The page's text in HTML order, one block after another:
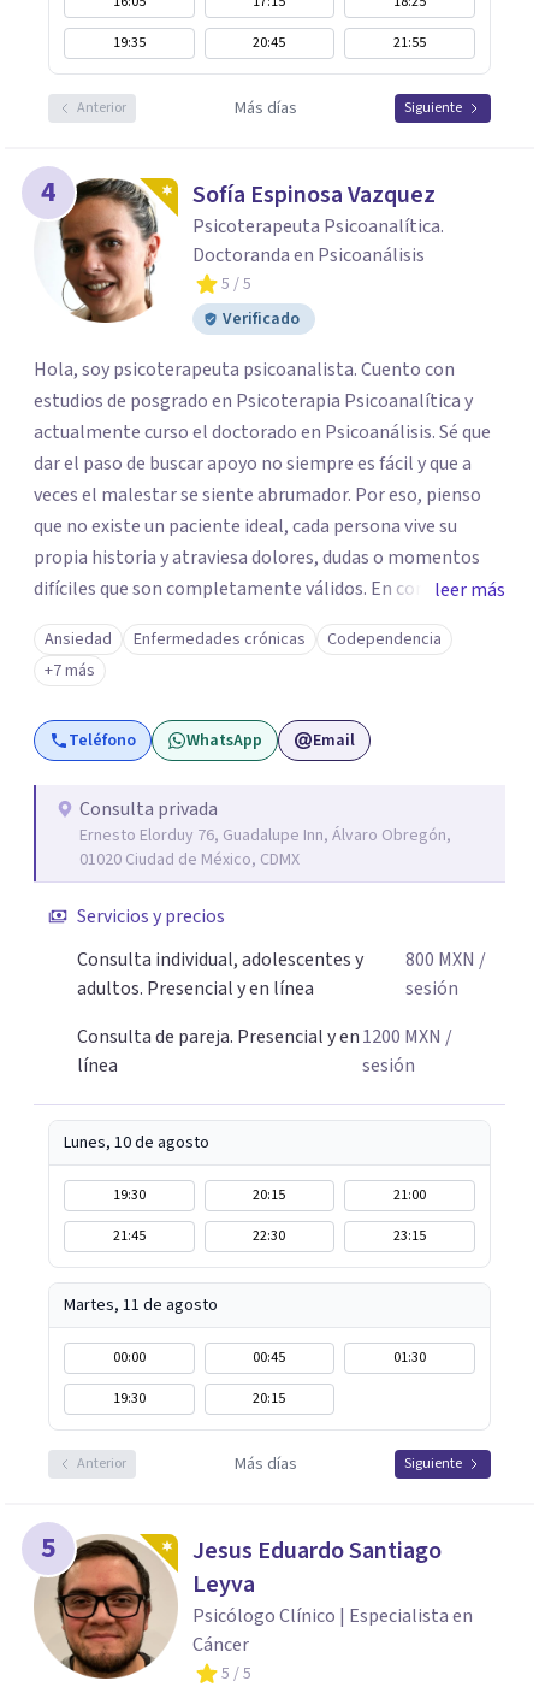
19:35
20:45 21:55
Anterior Más días Siguiente
4 Sofía Espinosa Vazquez
Psicoterapeuta Psicoanalítica.
Doctoranda en Psicoanálisis
5 / 5
Verificado
Hola, soy psicoterapeuta psicoanalista. Cuento con
estudios de posgrado en Psicoterapia Psicoanalítica y
actualmente curso el doctorado en Psicoanálisis. Sé que
dar el paso de buscar apoyo no siempre es fácil y que a
veces el malestar se siente abrumador. Por eso, pienso
que no existe un paciente ideal, cada persona vive su
propia historia y atraviesa dolores, dudas o momentos
difíciles que son completamente válidos. En consulta, mi
intención es ofrecerte un espacio humano y seguro, en el
que sientas la confianza para expresarte y sentir. Nos
daremos el tiempo de ir recorriendo tu historia de vida,
identificando con calma de dónde viene aquello que hoy
pesa haciendo consciente el origen, tus emociones y
para comprender mejor tu mundo interno o cualquier
situación que estés atravesando. Acompañarte en lo que
sientes es el primer paso para darle un nuevo sentido a
amabilidad e ir soltando de a poco las cargas que llevas
día a día. Si buscas un espacio donde sentirte escuchado o
escuchada y reencontrarte contigo y tu tranquilidad, aquí
estoy para acompañarte en tu proceso.
leer más
Ansiedad Enfermedades crónicas
Codependencia
+7 más
Teléfono WhatsApp Email
Consulta privada
Ernesto Elorduy 76, Guadalupe Inn, Álvaro Obregón,
01020 Ciudad de México, CDMX
Servicios y precios
Consulta individual, adolescentes y
adultos. Presencial y en línea
800 MXN /
sesión
Consulta de pareja. Presencial y en
línea
1200 MXN /
sesión
Lunes, 10 de agosto
19:30 20:15
21:00
21:45
22:30 23:15
Martes, 11 de agosto
00:00 00:45
01:30
19:30
20:15
Anterior Más días Siguiente
5
Jesus Eduardo Santiago
Leyva
Psicólogo Clínico | Especialista en
Cáncer
5 / 5